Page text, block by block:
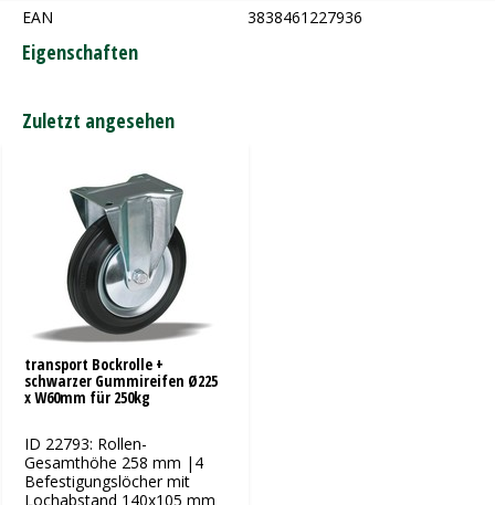
EAN
3838461227936
Eigenschaften
Zuletzt angesehen
transport Bockrolle +
schwarzer Gummireifen Ø225
x W60mm für 250kg
ID 22793: Rollen-
Gesamthöhe 258 mm |4
Befestigungslöcher mit
Lochabstand 140x105 mm